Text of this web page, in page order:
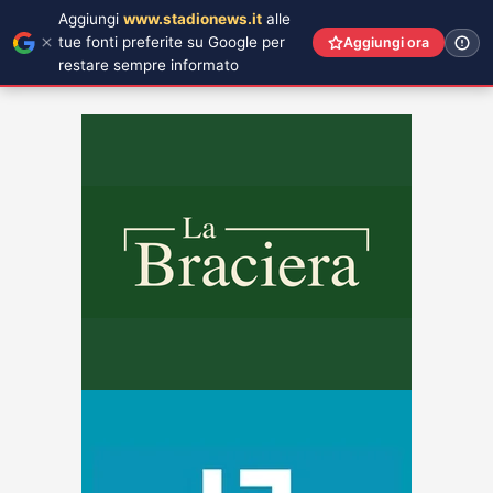
Aggiungi www.stadionews.it alle
tue fonti preferite su Google per
restare sempre informato
Aggiungi ora